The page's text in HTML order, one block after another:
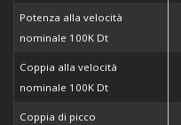
Potenza alla velocità
nominale 100K Dt
Coppia alla velocità
nominale 100K Dt
Coppia di picco